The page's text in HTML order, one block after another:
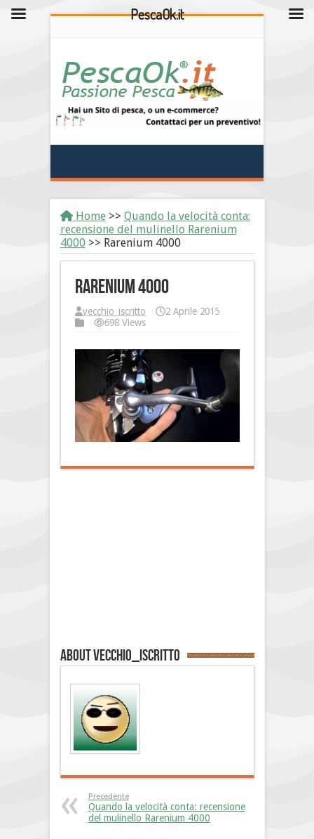
Home >> Quando la velocità conta:
recensione del mulinello Rarenium
4000 >> Rarenium 4000
Rarenium 4000
vecchio_iscritto
2 Aprile 2015
698 Views
About vecchio_iscritto
Precedente
Quando la velocità conta: recensione
del mulinello Rarenium 4000
PescaOk.it